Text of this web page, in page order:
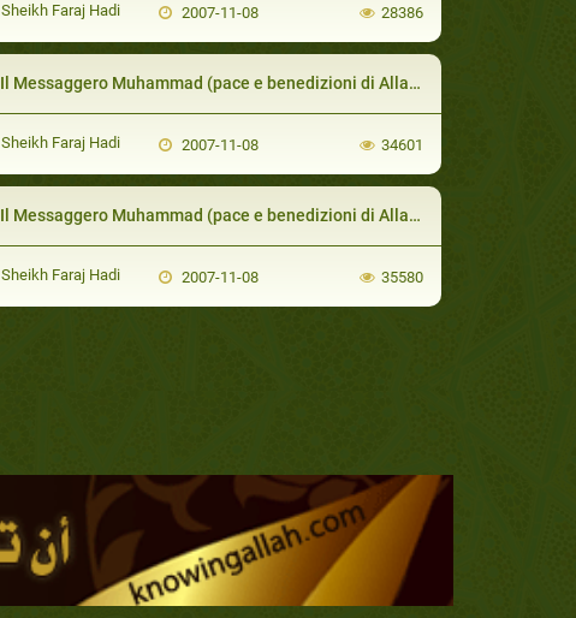
Sheikh Faraj Hadi 2007-11-08 28386
Il Messaggero Muhammad (pace e benedizioni di Allah su di lui), un Compagno gentile
Sheikh Faraj Hadi 2007-11-08 34601
Il Messaggero Muhammad (pace e benedizioni di Allah su di lui) Incoraggia allo Sport Nobile e Raffinato
Sheikh Faraj Hadi 2007-11-08 35580